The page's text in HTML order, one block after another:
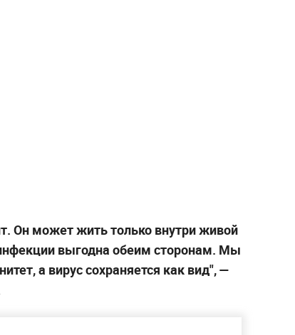
Он может жить только внутри живой
выгодна обеим сторонам. Мы
а вирус сохраняется как вид", —